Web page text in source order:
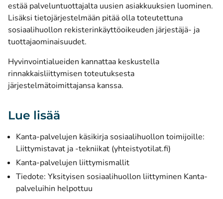
estää palveluntuottajalta uusien asiakkuuksien luominen.
Lisäksi tietojärjestelmään pitää olla toteutettuna
sosiaalihuollon rekisterinkäyttöoikeuden järjestäjä- ja
tuottajaominaisuudet.
Hyvinvointialueiden kannattaa keskustella
rinnakkaisliittymisen toteutuksesta
järjestelmätoimittajansa kanssa.
Lue lisää
Kanta-palvelujen käsikirja sosiaalihuollon toimijoille:
Liittymistavat ja -tekniikat (yhteistyotilat.fi)
Kanta-palvelujen liittymismallit
Tiedote: Yksityisen sosiaalihuollon liittyminen Kanta-
palveluihin helpottuu